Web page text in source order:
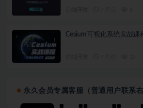
Cesium可视化系统实战课
永久会员专属客服（普通用户联系右